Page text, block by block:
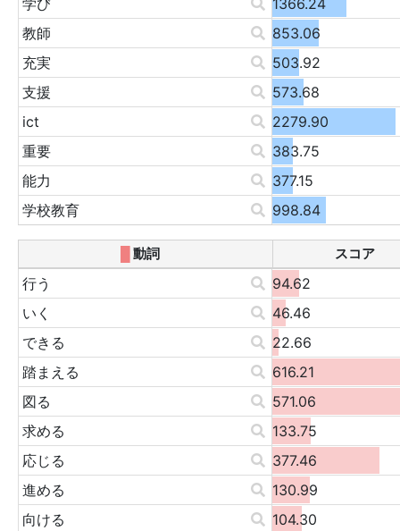
教師
853.06
充実
503.92
支援
573.68
ict
2279.90
重要
383.75
能力
377.15
学校教育
998.84
動詞 スコア
行う
94.62
いく
46.46
できる
22.66
踏まえる
616.21
図る
571.06
求める
133.75
応じる
377.46
進める
130.99
向ける
104.30